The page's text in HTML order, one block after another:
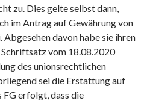
zu. Dies gelte selbst dann,
im Antrag auf Gewährung von
Abgesehen davon habe sie ihren
vom 18.08.2020
des unionsrechtlichen
sei die Erstattung auf
FG erfolgt, dass die